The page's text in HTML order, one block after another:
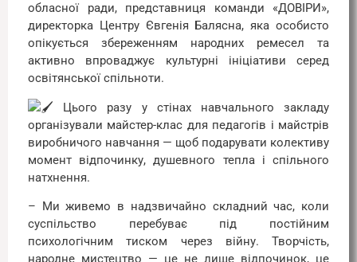
обласної ради, представниця команди «ДОВІРИ»,
директорка Центру Євгенія Балясна, яка особисто
опікується збереженням народних ремесел та
активно впроваджує культурні ініціативи серед
освітянської спільноти.
Цього разу у стінах навчального закладу
організували майстер-клас для педагогів і майстрів
виробничого навчання — щоб подарувати колективу
момент відпочинку, душевного тепла і спільного
натхнення.
– Ми живемо в надзвичайно складний час, коли
суспільство перебуває під постійним
психологічним тиском через війну. Творчість,
народне мистецтво — це не лише відпочинок, це